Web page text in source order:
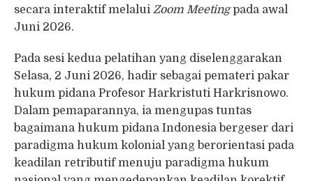
secara interaktif melalui Zoom Meetingpada awal
Juni 2026.
Pada sesi kedua pelatihan yang diselenggarakan
Selasa, 2 Juni 2026, hadir sebagai pemateri pakar
hukum pidana Profesor Harkristuti Harkrisnowo.
Dalam pemaparannya, ia mengupas tuntas
bagaimana hukum pidana Indonesia bergeser dari
paradigma hukum kolonial yang berorientasi pada
keadilan retributif menuju paradigma hukum